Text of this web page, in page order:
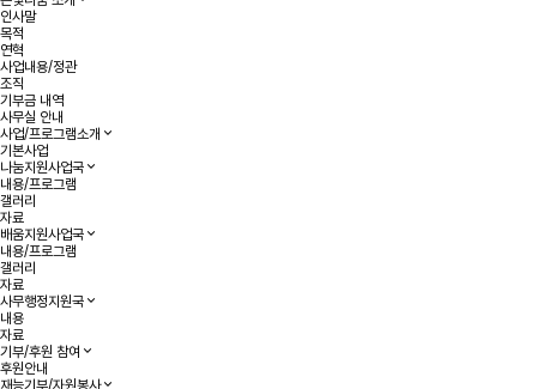
인사말
목적
연혁
사업내용/정관
조직
기부금 내역
사무실 안내
사업/프로그램소개
기본사업
나눔지원사업국
내용/프로그램
갤러리
자료
배움지원사업국
내용/프로그램
갤러리
자료
사무행정지원국
내용
자료
기부/후원 참여
후원안내
재능기부/자원봉사